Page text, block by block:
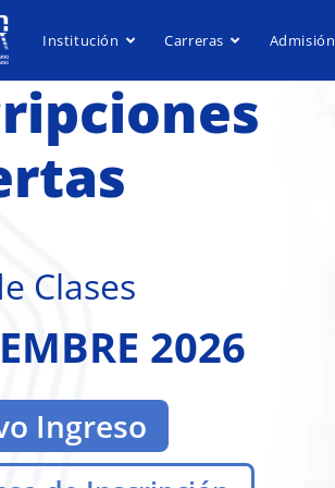
Institución Carreras Admisión
de LUZ
UNIR